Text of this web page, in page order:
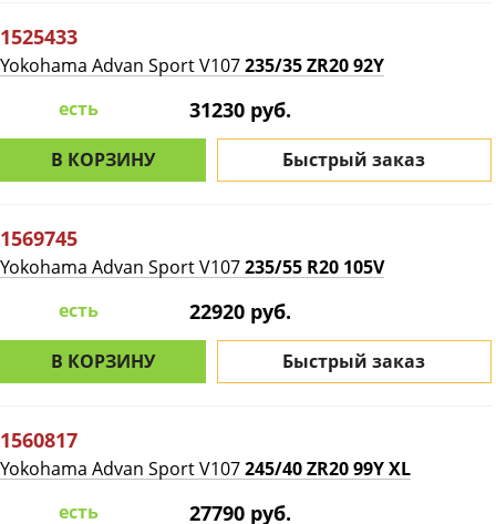
1525433
Yokohama Advan Sport V107235/35 ZR20 92Y
есть
31230 руб.
В КОРЗИНУ Быстрый заказ
1569745
Yokohama Advan Sport V107235/55 R20 105V
есть
22920 руб.
В КОРЗИНУ Быстрый заказ
1560817
Yokohama Advan Sport V107245/40 ZR20 99Y XL
есть
27790 руб.